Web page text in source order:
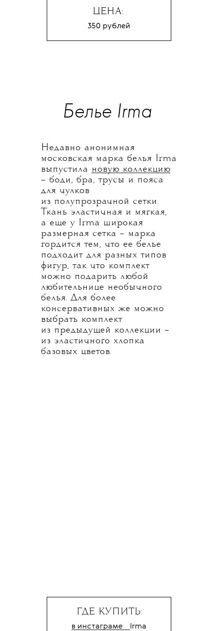
ЦЕНА:
350 рублей
Белье Irma
Недавно анонимная
московская марка белья Irma
выпустила новую коллекцию
– боди, бра, трусы и пояса
для чулков
из полупрозрачной сетки.
Ткань эластичная и мягкая,
а еще у Irma широкая
размерная сетка – марка
гордится тем, что ее белье
подходит для разных типов
фигур, так что комплект
можно подарить любой
любительнице необычного
белья. Для более
консервативных же можно
выбрать комплект
из предыдущей коллекции –
из эластичного хлопка
базовых цветов.
ГДЕ КУПИТЬ:
в инстаграме Irma